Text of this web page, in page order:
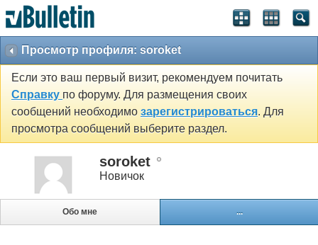
Просмотр профиля: soroket
Если это ваш первый визит, рекомендуем почитать
Справку по форуму. Для размещения своих
сообщений необходимо зарегистрироваться. Для
просмотра сообщений выберите раздел.
soroket
Новичок
Обо мне ...